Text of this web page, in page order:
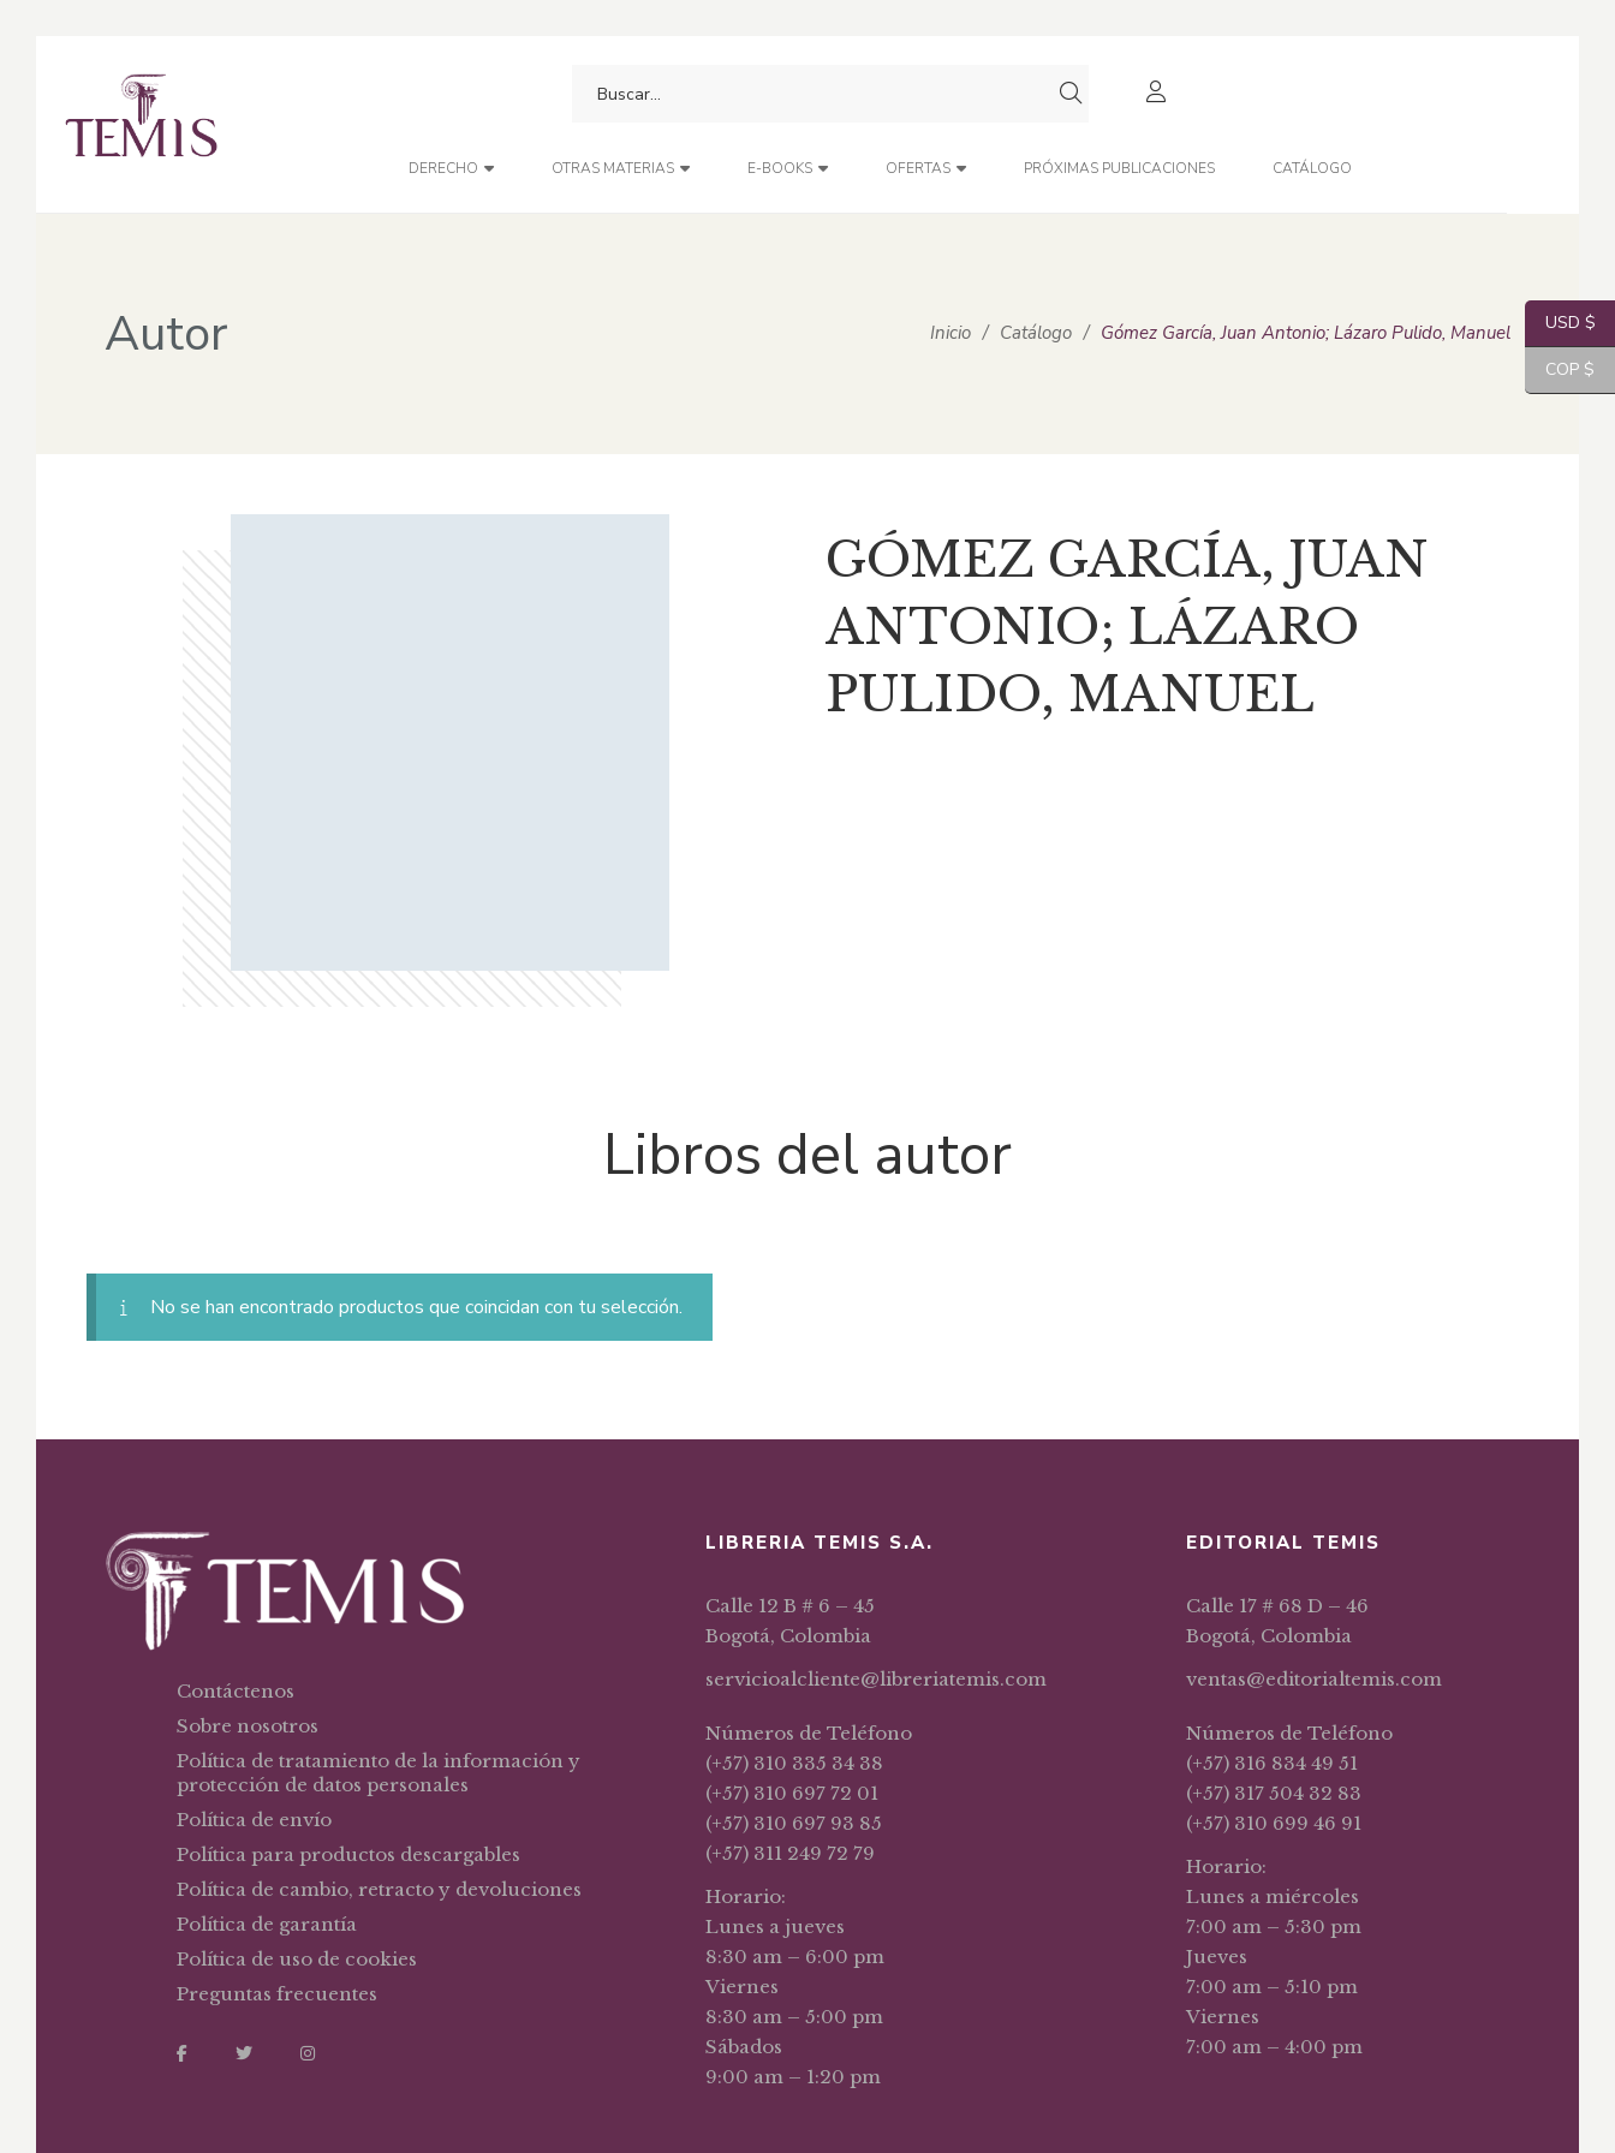
DERECHO OTRAS MATERIAS E-BOOKS OFERTAS PRÓXIMAS PUBLICACIONES CATÁLOGO
Autor Inicio / Catálogo / Gómez García, Juan Antonio; Lázaro Pulido, Manuel
GÓMEZ GARCÍA, JUAN
ANTONIO; LÁZARO
PULIDO, MANUEL
Libros del autor
No se han encontrado productos que coincidan con tu selección.
Contáctenos
Sobre nosotros
Política de tratamiento de la información y
protección de datos personales
Política de envío
Política para productos descargables
Política de cambio, retracto y devoluciones
Política de garantía
Política de uso de cookies
Preguntas frecuentes
LIBRERIA TEMIS S.A.
Calle 12 B # 6 – 45
Bogotá, Colombia
servicioalcliente@libreriatemis.com
Números de Teléfono
(+57) 310 335 34 38
(+57) 310 697 72 01
(+57) 310 697 93 85
(+57) 311 249 72 79
Horario:
Lunes a jueves
8:30 am – 6:00 pm
Viernes
8:30 am – 5:00 pm
Sábados
9:00 am – 1:20 pm
EDITORIAL TEMIS
Calle 17 # 68 D – 46
Bogotá, Colombia
ventas@editorialtemis.com
Números de Teléfono
(+57) 316 834 49 51
(+57) 317 504 32 83
(+57) 310 699 46 91
Horario:
Lunes a miércoles
7:00 am – 5:30 pm
Jueves
7:00 am – 5:10 pm
Viernes
7:00 am – 4:00 pm
USD $
COP $